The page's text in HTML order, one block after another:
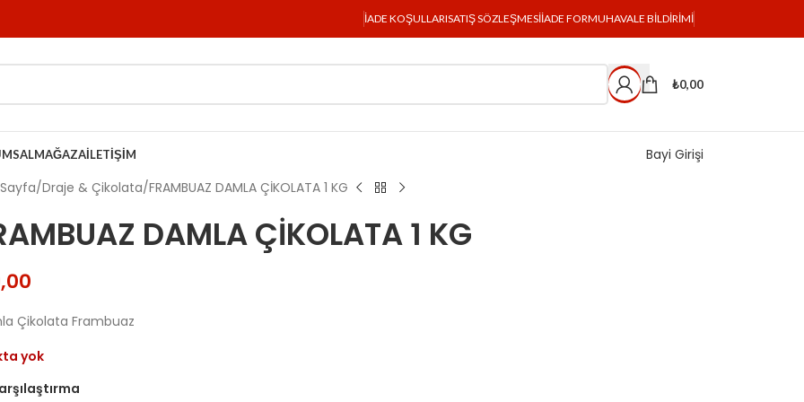
İADE KOŞULLARISATIŞ SÖZLEŞMESIİADE FORMUHAVALE BILDIRIMI
₺0,00
MAĞAZAİLETIŞIM Bayi Girişi
Draje & Çikolata FRAMBUAZ DAMLA ÇİKOLATA 1 KG
DAMLA ÇİKOLATA 1 KG
Çikolata Frambuaz
yok